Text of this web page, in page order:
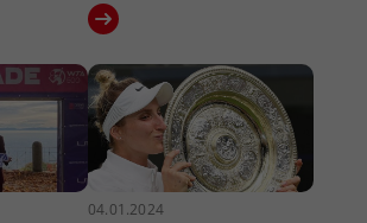
04.01.2024